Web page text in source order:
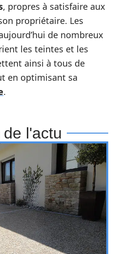
, propres à satisfaire aux
propriétaire. Les
de nombreux
les teintes et les
ainsi à tous de
en optimisant sa
.
l'actu